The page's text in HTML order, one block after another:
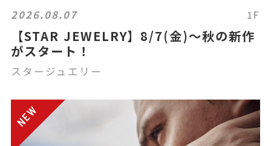
2026.08.07 1F
【STAR JEWELRY】8/7(金)～秋の新作
がスタート！
スタージュエリー